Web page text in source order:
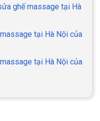
ghế massage tại Hà
tại Hà Nội của
tại Hà Nội của